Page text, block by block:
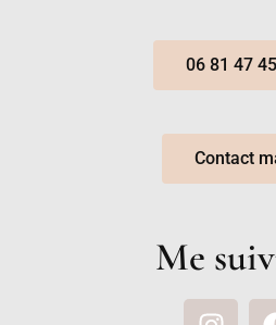
06 81 47
Contact
Me